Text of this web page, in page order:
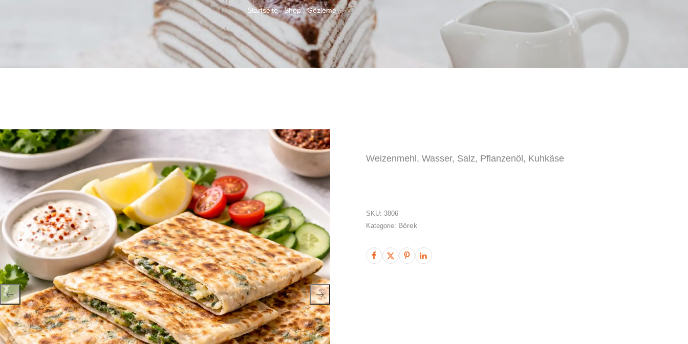
Startseite / Shop / Gözleme
Weizenmehl, Wasser, Salz, Pflanzenöl, Kuhkäse
SKU: 3806
Kategorie: Börek